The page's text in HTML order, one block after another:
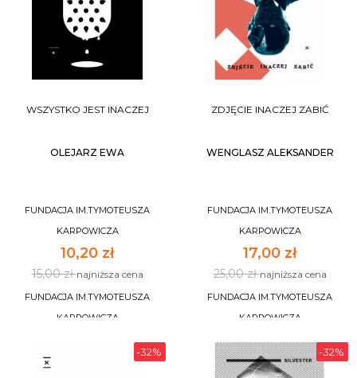
WSZYSTKO JEST INACZEJ
OLEJARZ EWA
FUNDACJA IM.TYMOTEUSZA
KARPOWICZA
10,20 zł
15,00 złnajniższa cena
FUNDACJA IM.TYMOTEUSZA
KARPOWICZA
ZDJĘCIE INACZEJ ZABIĆ
WENGLASZ ALEKSANDER
FUNDACJA IM.TYMOTEUSZA
KARPOWICZA
17,00 zł
25,00 złnajniższa cena
FUNDACJA IM.TYMOTEUSZA
KARPOWICZA
DO KOSZYKA
-32% -32%